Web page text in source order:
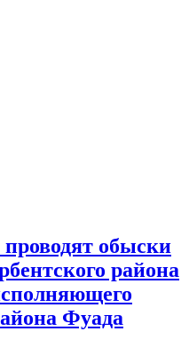
обыски
района
Фуада